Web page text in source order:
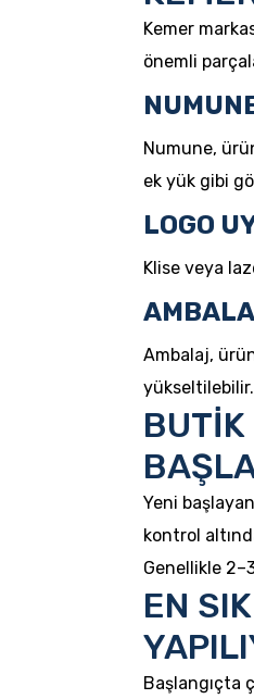
Kemer
önemli
Numune,
ek yük gibi
LOGO
Klise veya
Ambalaj,
yükseltilebilir.
Yeni
kontrol
Genellikle
EN
Başlangıçta